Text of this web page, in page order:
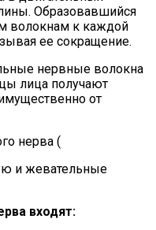
Образовавшийся
волокнам к каждой
ее сокращение.
нервные волокна
лица получают
от
нерва (
и жевательные
входят: